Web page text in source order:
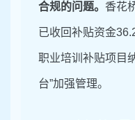
合规的问题。 香花
已收回补贴资金
职业培训补贴项目
台”加强管理。